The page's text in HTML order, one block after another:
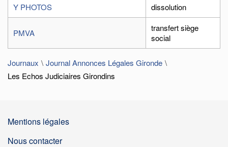
Y PHOTOS
dissolution
PMVA
transfert siège
social
Journaux
Journal Annonces Légales Gironde
Les Echos Judiciaires Girondins
Mentions légales
Nous contacter